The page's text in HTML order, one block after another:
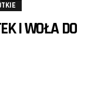
I WOŁA DO